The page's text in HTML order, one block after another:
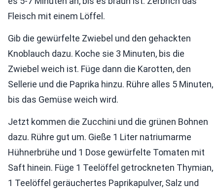
Fleisch mit einem Löffel.
Gib die gewürfelte Zwiebel und den gehackten
Knoblauch dazu. Koche sie 3 Minuten, bis die
Zwiebel weich ist. Füge dann die Karotten, den
Sellerie und die Paprika hinzu. Rühre alles 5 Minuten,
bis das Gemüse weich wird.
Jetzt kommen die Zucchini und die grünen Bohnen
dazu. Rühre gut um. Gieße 1 Liter natriumarme
Hühnerbrühe und 1 Dose gewürfelte Tomaten mit
Saft hinein. Füge 1 Teelöffel getrockneten Thymian,
1 Teelöffel geräuchertes Paprikapulver, Salz und